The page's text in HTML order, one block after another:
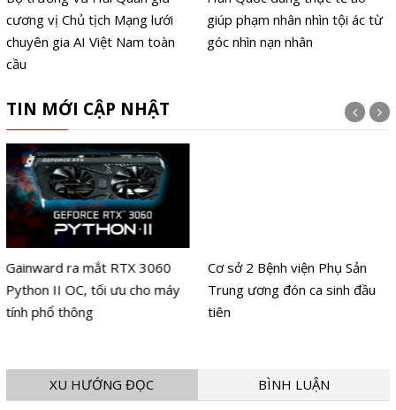
cương vị Chủ tịch Mạng lưới
chuyên gia AI Việt Nam toàn
cầu
giúp phạm nhân nhìn tội ác từ
góc nhìn nạn nhân
TIN MỚI CẬP NHẬT
Gainward ra mắt RTX 3060
Python II OC, tối ưu cho máy
tính phổ thông
Cơ sở 2 Bệnh viện Phụ Sản
Trung ương đón ca sinh đầu
tiên
XU HƯỚNG ĐỌC BÌNH LUẬN